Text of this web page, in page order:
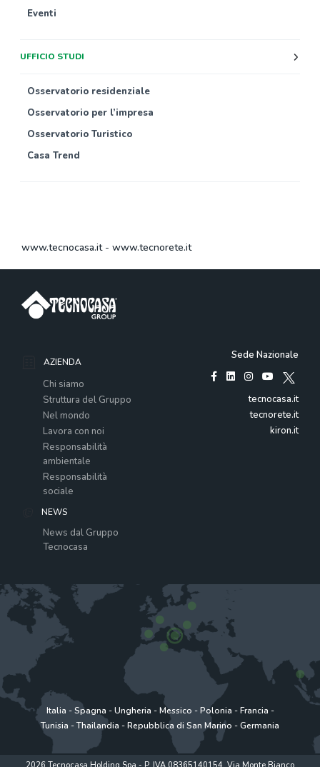
Eventi
UFFICIO STUDI
Osservatorio residenziale
Osservatorio per l’impresa
Osservatorio Turistico
Casa Trend
www.tecnocasa.it- www.tecnorete.it
AZIENDA
Chi siamo
Struttura del Gruppo
Nel mondo
Lavora con noi
Responsabilità
ambientale
Responsabilità
sociale
NEWS
News dal Gruppo
Tecnocasa
Sede Nazionale
tecnocasa.it
tecnorete.it
kiron.it
Italia -Spagna -Ungheria -Messico -Polonia -Francia -
Tunisia -Thailandia -Repubblica di San Marino -Germania